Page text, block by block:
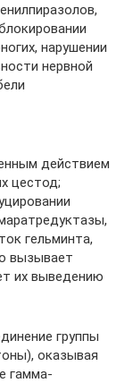
нарушении
нервной
действием
цестод;
гельминта,
вызывает
их выведению
группы
оказывая
гамма-